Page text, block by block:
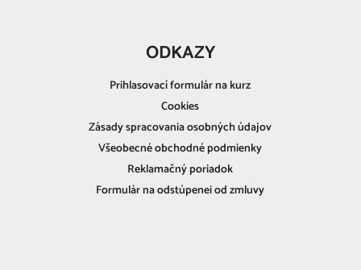
ODKAZY
Prihlasovací formulár na kurz
Cookies
Zásady spracovania osobných údajov
Všeobecné obchodné podmienky
Reklamačný poriadok
Formulár na odstúpenei od zmluvy